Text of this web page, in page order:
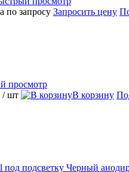
по запросу Запросить цену
просмотр
/ шт В корзину